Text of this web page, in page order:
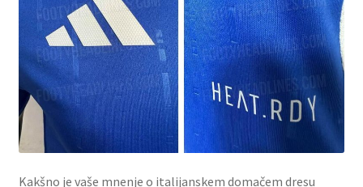
Kakšno je vaše mnenje o italijanskem domačem dresu